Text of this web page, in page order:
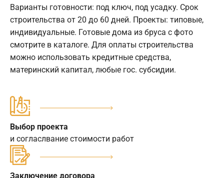
Варианты готовности: под ключ, под усадку. Срок
строительства от 20 до 60 дней. Проекты: типовые,
индивидуальные. Готовые дома из бруса с фото
смотрите в каталоге. Для оплаты строительства
можно использовать кредитные средства,
материнский капитал, любые гос. субсидии.
Выбор проекта
и согласлвание стоимости работ
Заключение договора